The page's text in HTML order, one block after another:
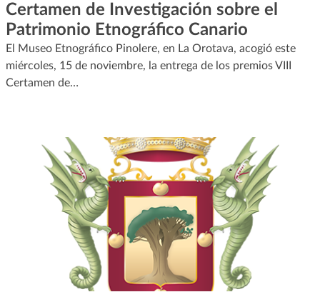
Certamen de Investigación sobre el
Patrimonio Etnográfico Canario
El Museo Etnográfico Pinolere, en La Orotava, acogió este
miércoles, 15 de noviembre, la entrega de los premios VIII
Certamen de…